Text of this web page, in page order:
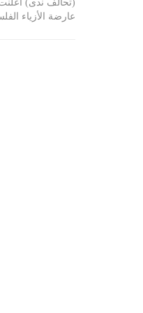
(تحالف ندى)
عارضة الأزياء